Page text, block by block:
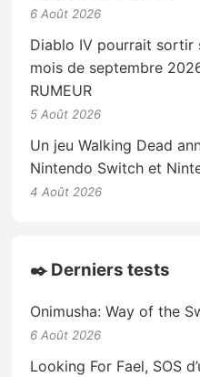
6 Août 2026
Diablo IV pourrait sortir
mois de septembre
RUMEUR
5 Août 2026
Un jeu Walking Dead
Nintendo Switch et
4 Août 2026
✒️ Derniers tests
Onimusha: Way of the
6 Août 2026
Looking For Fael, SOS